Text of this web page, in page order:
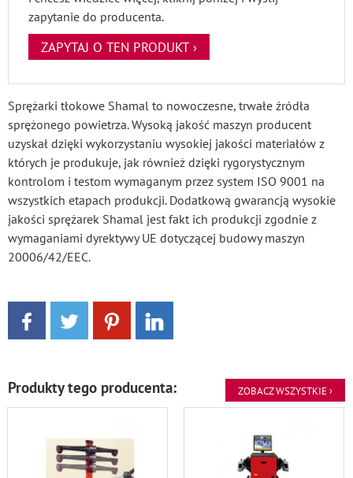
zapytanie do producenta.
ZAPYTAJ O TEN PRODUKT ›
Sprężarki tłokowe Shamal to nowoczesne, trwałe źródła
sprężonego powietrza. Wysoką jakość maszyn producent
uzyskał dzięki wykorzystaniu wysokiej jakości materiałów z
których je produkuje, jak również dzięki rygorystycznym
kontrolom i testom wymaganym przez system ISO 9001 na
wszystkich etapach produkcji. Dodatkową gwarancją wysokie
jakości sprężarek Shamal jest fakt ich produkcji zgodnie z
wymaganiami dyrektywy UE dotyczącej budowy maszyn
20006/42/EEC.
Produkty tego producenta: ZOBACZ WSZYSTKIE ›